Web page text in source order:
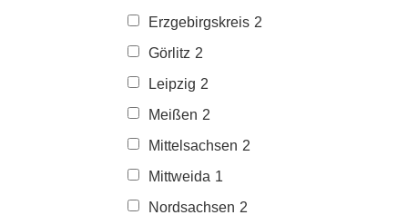
Erzgebirgskreis 2
Görlitz 2
Leipzig 2
Meißen 2
Mittelsachsen 2
Mittweida 1
Nordsachsen 2